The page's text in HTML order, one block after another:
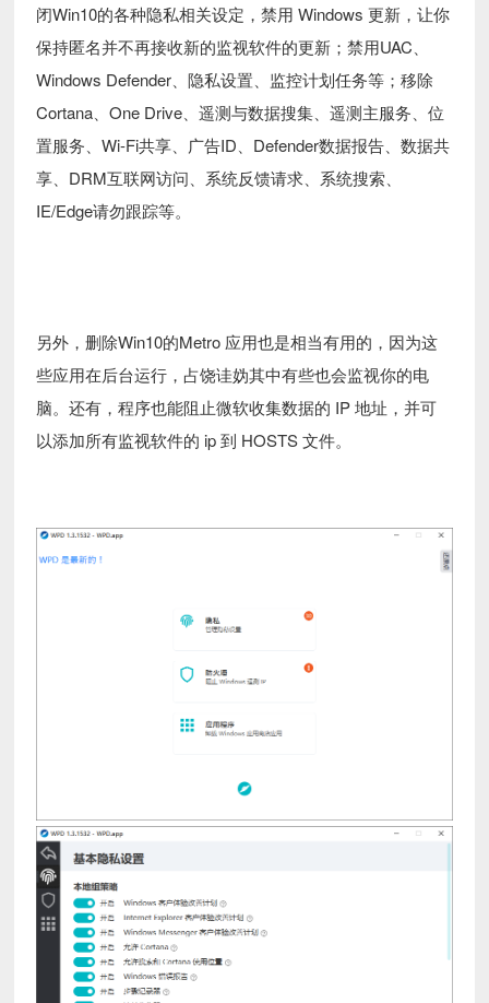
闭Win10的各种隐私相关设定，禁用 Windows 更新，让你
保持匿名并不再接收新的监视软件的更新；禁用UAC、
Windows Defender、隐私设置、监控计划任务等；移除
Cortana、One Drive、遥测与数据搜集、遥测主服务、位
置服务、Wi-Fi共享、广告ID、Defender数据报告、数据共
享、DRM互联网访问、系统反馈请求、系统搜索、
IE/Edge请勿跟踪等。
另外，删除Win10的Metro 应用也是相当有用的，因为这
些应用在后台运行，占饶诖妫其中有些也会监视你的电
脑。还有，程序也能阻止微软收集数据的 IP 地址，并可
以添加所有监视软件的 ip 到 HOSTS 文件。